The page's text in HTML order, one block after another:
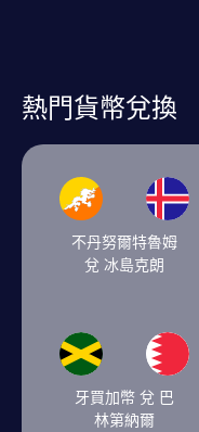
熱門貨幣兌換
不丹努爾特魯姆
兌 冰島克朗
牙買加幣 兌 巴
林第納爾